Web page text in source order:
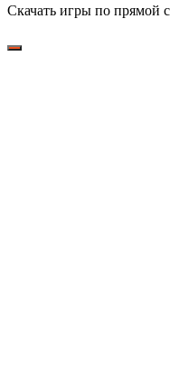
Скачать игры по прямой